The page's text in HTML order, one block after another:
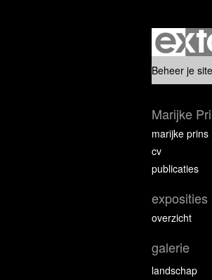
Beheer je site
Marijke
marijke prins
cv
publicaties
exposities
overzicht
galerie
landschap